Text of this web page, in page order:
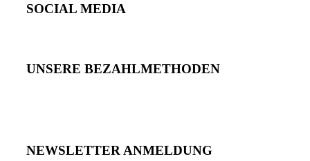
SOCIAL MEDIA
UNSERE BEZAHLMETHODEN
NEWSLETTER ANMELDUNG